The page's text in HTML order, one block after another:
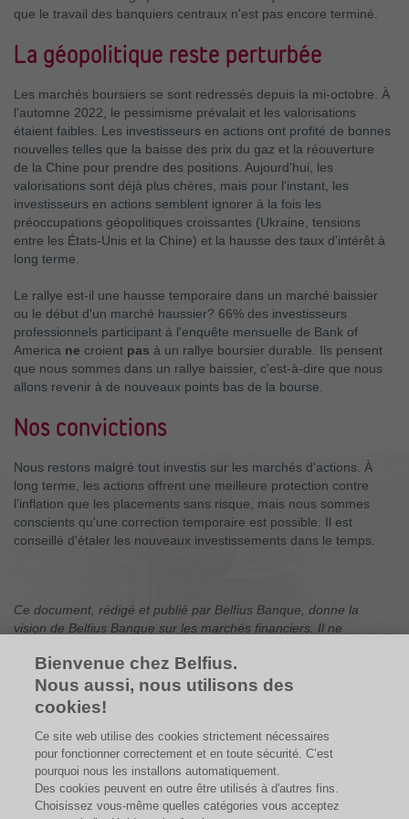
que le travail des banquiers centraux n'est pas encore terminé.
La géopolitique reste perturbée
Les marchés boursiers se sont redressés depuis la mi-octobre. À
l'automne 2022, le pessimisme prévalait et les valorisations
étaient faibles. Les investisseurs en actions ont profité de bonnes
nouvelles telles que la baisse des prix du gaz et la réouverture
de la Chine pour prendre des positions. Aujourd'hui, les
valorisations sont déjà plus chères, mais pour l'instant, les
investisseurs en actions semblent ignorer à la fois les
préoccupations géopolitiques croissantes (Ukraine, tensions
entre les États-Unis et la Chine) et la hausse des taux d'intérêt à
long terme.
Le rallye est-il une hausse temporaire dans un marché baissier
ou le début d'un marché haussier? 66% des investisseurs
professionnels participant à l'enquête mensuelle de Bank of
America ne croient pas à un rallye boursier durable. Ils pensent
que nous sommes dans un rallye baissier, c'est-à-dire que nous
allons revenir à de nouveaux points bas de la bourse.
Nos convictions
Nous restons malgré tout investis sur les marchés d'actions. À
long terme, les actions offrent une meilleure protection contre
l'inflation que les placements sans risque, mais nous sommes
conscients qu'une correction temporaire est possible. Il est
conseillé d'étaler les nouveaux investissements dans le temps.
Ce document, rédigé et publié par Belfius Banque, donne la
vision de Belfius Banque sur les marchés financiers. Il ne
recommandations d’investissement, ni de recherche
indépendante en matière d’investissement. Si vous voulez des
conseils en investissement personnalisés, vous pouvez vous
d’examiner avec vous les effets de cette vision sur votre
portefeuille d’investissements personnel. Les chiffres indiqués
sont un instantané et sont susceptibles de changer.
Bienvenue chez Belfius.
Nous aussi, nous utilisons des
cookies!
Ce site web utilise des cookies strictement nécessaires
pour fonctionner correctement et en toute sécurité. C’est
pourquoi nous les installons automatiquement.
Des cookies peuvent en outre être utilisés à d'autres fins.
Choisissez vous-même quelles catégories vous acceptez